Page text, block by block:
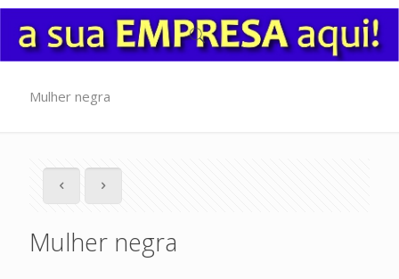
Mulher negra
Mulher negra